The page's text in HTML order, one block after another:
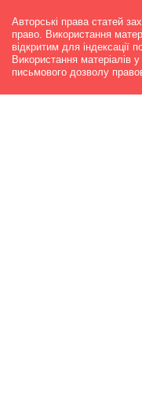
Авторські права статей
право. Використання
відкритим для індексації
Використання матеріалів
письмового дозволу